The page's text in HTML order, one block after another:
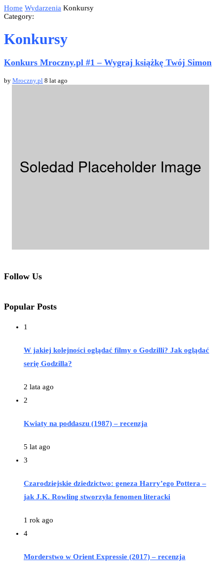
Home Wydarzenia Konkursy
Category:
Konkursy
Konkurs Mroczny.pl #1 – Wygraj książkę Twój Simon
by Mroczny.pl 8 lat ago
Follow Us
Popular Posts
1
W jakiej kolejności oglądać filmy o Godzilli? Jak oglądać
serię Godzilla?
2 lata ago
2
Kwiaty na poddaszu (1987) – recenzja
5 lat ago
3
Czarodziejskie dziedzictwo: geneza Harry’ego Pottera –
jak J.K. Rowling stworzyła fenomen literacki
1 rok ago
4
Morderstwo w Orient Expressie (2017) – recenzja